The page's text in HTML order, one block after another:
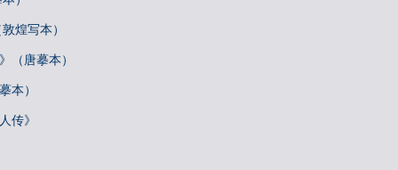
煌写本）
（唐摹本）
本）
传》